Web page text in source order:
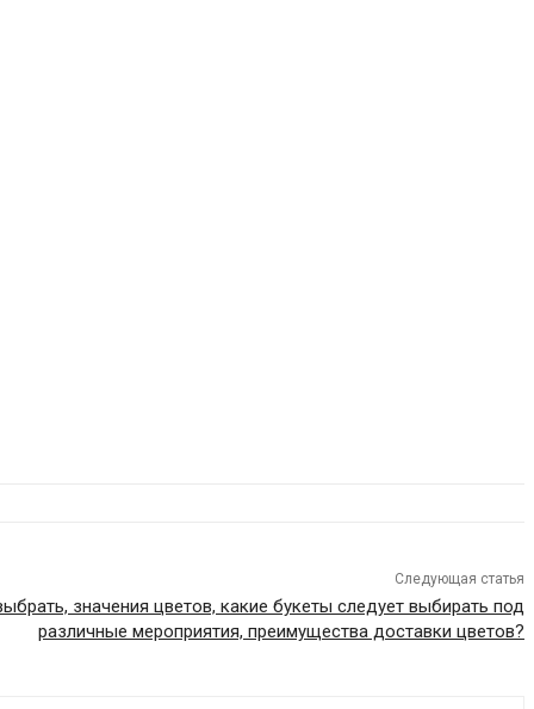
Следующая статья
значения цветов, какие букеты следует выбирать под
различные мероприятия, преимущества доставки цветов?